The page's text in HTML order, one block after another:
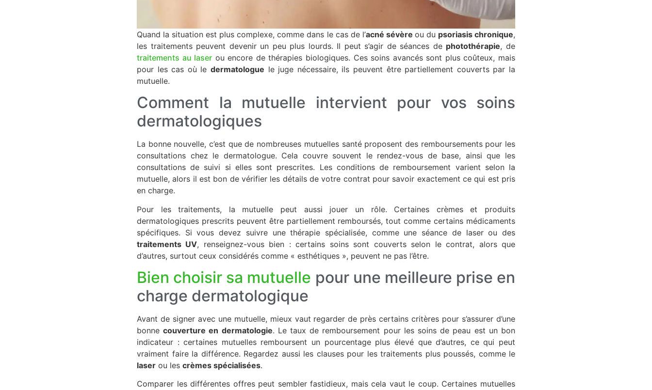
Quand la situation est plus complexe, comme dans le cas de l’acné sévère ou du psoriasis chronique,
les traitements peuvent devenir un peu plus lourds. Il peut s’agir de séances de photothérapie, de
traitements au laser ou encore de thérapies biologiques. Ces soins avancés sont plus coûteux, mais
pour les cas où le dermatologue le juge nécessaire, ils peuvent être partiellement couverts par la
mutuelle.
Comment la mutuelle intervient pour vos soins
dermatologiques
La bonne nouvelle, c’est que de nombreuses mutuelles santé proposent des remboursements pour les
consultations chez le dermatologue. Cela couvre souvent le rendez-vous de base, ainsi que les
consultations de suivi si elles sont prescrites. Les conditions de remboursement varient selon la
mutuelle, alors il est bon de vérifier les détails de votre contrat pour savoir exactement ce qui est pris
en charge.
Pour les traitements, la mutuelle peut aussi jouer un rôle. Certaines crèmes et produits
dermatologiques prescrits peuvent être partiellement remboursés, tout comme certains médicaments
spécifiques. Si vous devez suivre une thérapie spécialisée, comme une séance de laser ou des
traitements UV, renseignez-vous bien : certains soins sont couverts selon le contrat, alors que
d’autres, surtout ceux considérés comme « esthétiques », peuvent ne pas l’être.
Bien choisir sa mutuelle pour une meilleure prise en
charge dermatologique
Avant de signer avec une mutuelle, mieux vaut regarder de près certains critères pour s’assurer d’une
bonnecouverture en dermatologie. Le taux de remboursement pour les soins de peau est un bon
indicateur : certaines mutuelles remboursent un pourcentage plus élevé que d’autres, ce qui peut
vraiment faire la différence. Regardez aussi les clauses pour les traitements plus poussés, comme le
laser ou les crèmes spécialisées.
Comparer les différentes offres peut sembler fastidieux, mais cela vaut le coup. Certaines mutuelles